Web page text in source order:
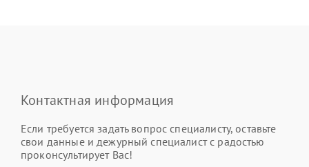
Контактная информация
Если требуется задать вопрос специалисту, оставьте
свои данные и дежурный специалист с радостью
проконсультирует Вас!